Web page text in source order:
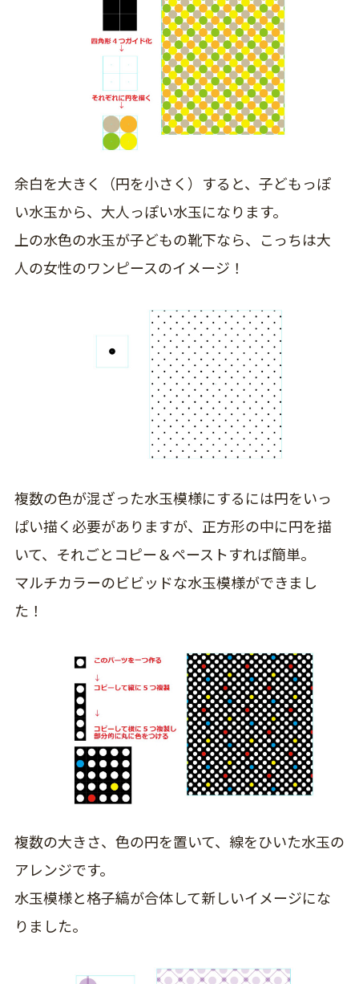
余白を大きく（円を小さく）すると、子どもっぽ
い水玉から、大人っぽい水玉になります。
上の水色の水玉が子どもの靴下なら、こっちは大
人の女性のワンピースのイメージ！
複数の色が混ざった水玉模様にするには円をいっ
ぱい描く必要がありますが、正方形の中に円を描
いて、それごとコピー＆ペーストすれば簡単。
マルチカラーのビビッドな水玉模様ができまし
た！
複数の大きさ、色の円を置いて、線をひいた水玉の
アレンジです。
水玉模様と格子縞が合体して新しいイメージにな
りました。